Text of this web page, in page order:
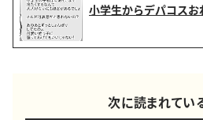
小学生からデパコス
次に読まれてい